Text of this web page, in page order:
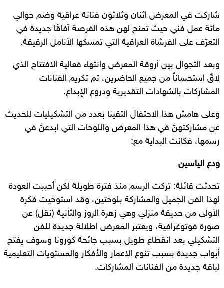
شاركت في المعرض اثنان وثلاثون فنانة عراقية وضم حوالي
مائة عمل فني حيث تمنح لهن هذه الفرصة آفاقًا جديدة في
التعرّف على الفرشاة العراقية التي تمسكها الأنامل الرقيقة.
وبعد التجوال بين أروقة المعرض وانتهاء فعالية الافتتاح الذي
لاقً استحساناً من جميع الحاضرين، تم تكريم الفنانات
المشاركات بالشهادات التقديرية ودروع الإبداع.
وعلى هامش هذا الاحتفال التقينا بعدد من التشكيليات للحديث
عن مشاركتهنَّ في هذا المعرض واللوحات التي ابدعنَّ في
رسمها، فكانت البداية مع:
ودع الياسين
تحدثت قائلة: تركت الرسم منذ فترة طويلة لكن أحببت العودة
لهذا الفن الجميل والمشاركة بلوحتين، وقد استوحيت فكرة
الأولى من حديقة منزلي وهي زهرة الروز والثانية (نقل) عن
صورة فوتوغرافية، ويعتبر المعرض اطلالة جديدة للفن
التشكيلي بعد انقطاع طويل بسبب جائحة كورونا وسوف يفتح
أبواب جديدة بسبب تنوع الاعمار والأفكار والمستويات التعليمية
لباقة جديدة من الفنانات المشاركات.